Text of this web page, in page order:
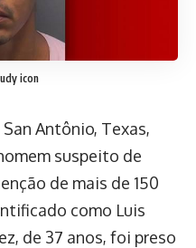
icon
Antônio, Texas,
suspeito de
de mais de 150
como Luis
de 37 anos, foi preso